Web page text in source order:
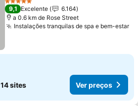
5 Estrelas
9,1 Excelente
6.164
a 0.6 km de Rose Street
Instalações tranquilas de spa e bem-estar
14 sites Ver preços